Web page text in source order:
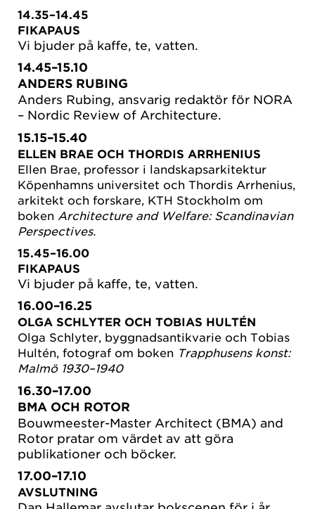
14.35–14.45
FIKAPAUS
Vi bjuder på kaffe, te, vatten.
14.45–15.10
ANDERS RUBING
Anders Rubing, ansvarig redaktör för NORA
– Nordic Review of Architecture.
15.15–15.40
ELLEN BRAE OCH THORDIS ARRHENIUS
Ellen Brae, professor i landskapsarkitektur
Köpenhamns universitet och Thordis Arrhenius,
arkitekt och forskare, KTH Stockholm om
boken Architecture and Welfare: Scandinavian
Perspectives.
15.45–16.00
FIKAPAUS
Vi bjuder på kaffe, te, vatten.
16.00–16.25
OLGA SCHLYTER OCH TOBIAS HULTÉN
Olga Schlyter, byggnadsantikvarie och Tobias
Hultén, fotograf om boken Trapphusens konst:
Malmö 1930–1940
16.30–17.00
BMA OCH ROTOR
Bouwmeester-Master Architect (BMA) and
Rotor pratar om värdet av att göra
publikationer och böcker.
17.00–17.10
AVSLUTNING